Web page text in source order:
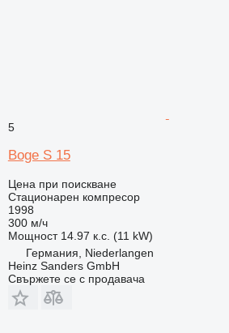
5
Boge S 15
Цена при поискване
Стационарен компресор
1998
300 м/ч
Мощност 14.97 к.с. (11 kW)
Германия, Niederlangen
Heinz Sanders GmbH
Свържете се с продавача